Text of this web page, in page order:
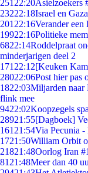
251 22:20Asielzoekers
23222:18Israel en
201 22:16Verander een
19922:16Politieke
6822:14Roddelpraat
minderjarigen deel 2
171 22:12[Keuken
28022:06Post hier pas
1822:03Miljarden naar
flink mee
9422:02Koopzegels
28921:55[Dagboek]
161 21:54Via Pecunia -
1721:50William Orbit
21821:48Oorlog Iran
81 21:48Meer dan 40